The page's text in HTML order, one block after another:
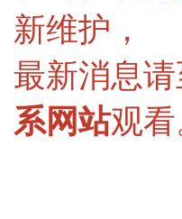
新维护，
最新消息请
系网站观看